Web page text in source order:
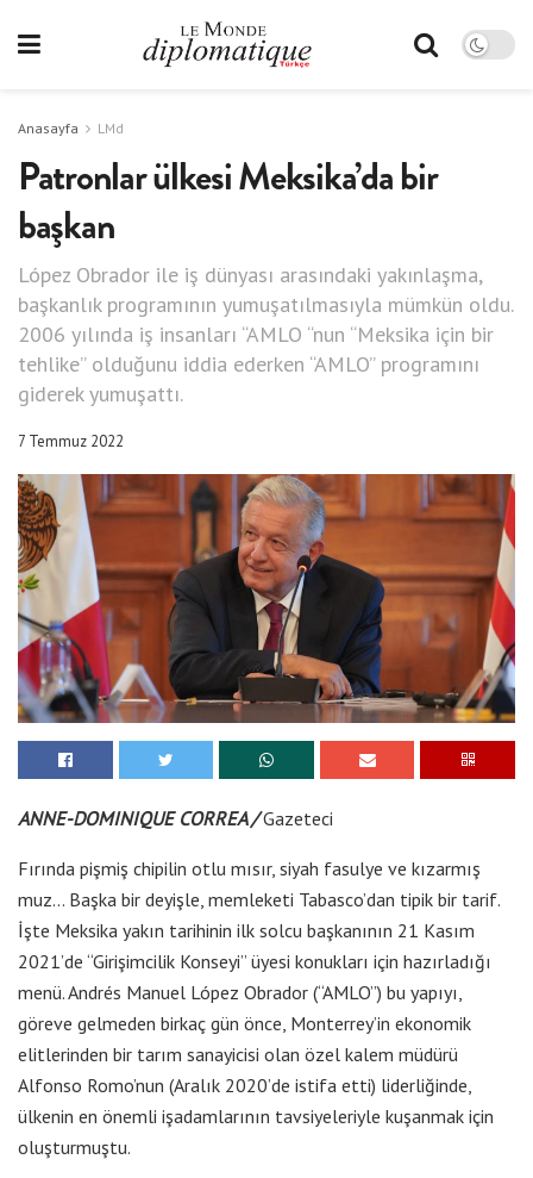
Anasayfa LMd
Patronlar ülkesi Meksika’da bir
başkan
López Obrador ile iş dünyası arasındaki yakınlaşma,
başkanlık programının yumuşatılmasıyla mümkün oldu.
2006 yılında iş insanları “AMLO “nun “Meksika için bir
tehlike” olduğunu iddia ederken “AMLO” programını
giderek yumuşattı.
7 Temmuz 2022
ANNE-DOMINIQUE CORREA /Gazeteci
Fırında pişmiş chipilin otlu mısır, siyah fasulye ve kızarmış
muz… Başka bir deyişle, memleketi Tabasco’dan tipik bir tarif.
İşte Meksika yakın tarihinin ilk solcu başkanının 21 Kasım
2021’de “Girişimcilik Konseyi” üyesi konukları için hazırladığı
menü. Andrés Manuel López Obrador (“AMLO”) bu yapıyı,
göreve gelmeden birkaç gün önce, Monterrey’in ekonomik
elitlerinden bir tarım sanayicisi olan özel kalem müdürü
Alfonso Romo’nun (Aralık 2020’de istifa etti) liderliğinde,
ülkenin en önemli işadamlarının tavsiyeleriyle kuşanmak için
oluşturmuştu.